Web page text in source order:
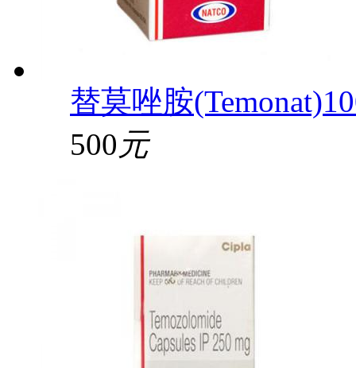
替莫唑胺
500 元